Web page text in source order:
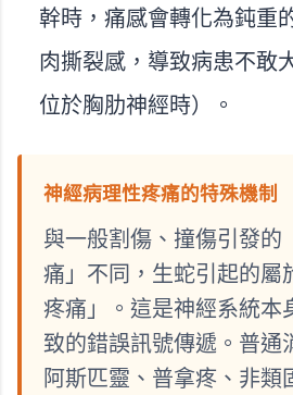
幹時，痛感會轉化為鈍重
肉撕裂感，導致病患不敢
位於胸肋神經時）。
神經病理性疼痛的特殊機制
與一般割傷、撞傷引發的
痛」不同，生蛇引起的屬
疼痛」。這是神經系統本
致的錯誤訊號傳遞。普通
阿斯匹靈、普拿疼、非類